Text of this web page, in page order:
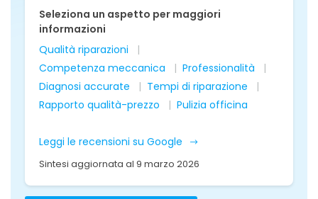
Seleziona un aspetto per maggiori
informazioni
Qualità riparazioni
Competenza meccanica
Professionalità
Diagnosi accurate
Tempi di riparazione
Rapporto qualità-prezzo
Pulizia officina
Leggi le recensioni su Google
Sintesi aggiornata al 9 marzo 2026